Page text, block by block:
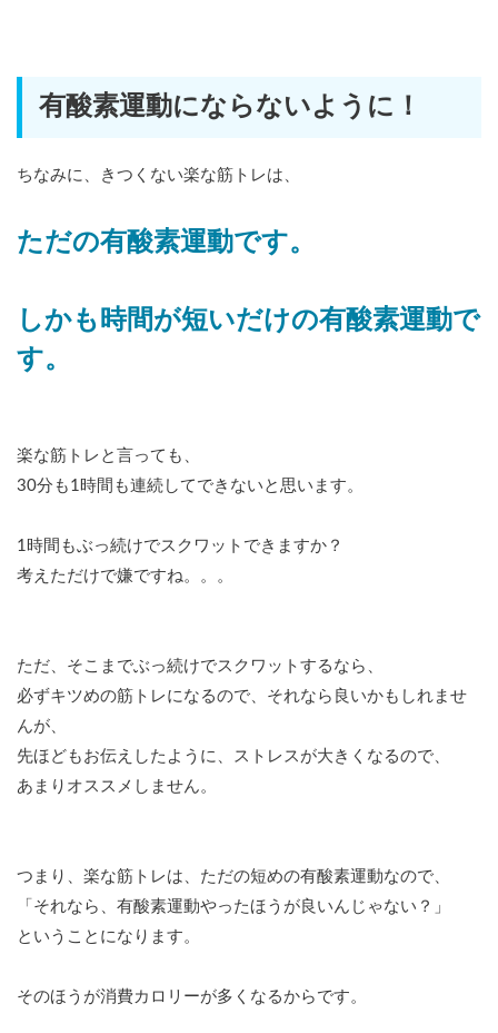
有酸素運動にならないように！
ちなみに、きつくない楽な筋トレは、
ただの有酸素運動です。
しかも時間が短いだけの有酸素運動で
す。
楽な筋トレと言っても、
30分も1時間も連続してできないと思います。
1時間もぶっ続けでスクワットできますか？
考えただけで嫌ですね。。。
ただ、そこまでぶっ続けでスクワットするなら、
必ずキツめの筋トレになるので、それなら良いかもしれませ
んが、
先ほどもお伝えしたように、ストレスが大きくなるので、
あまりオススメしません。
つまり、楽な筋トレは、ただの短めの有酸素運動なので、
「それなら、有酸素運動やったほうが良いんじゃない？」
ということになります。
そのほうが消費カロリーが多くなるからです。